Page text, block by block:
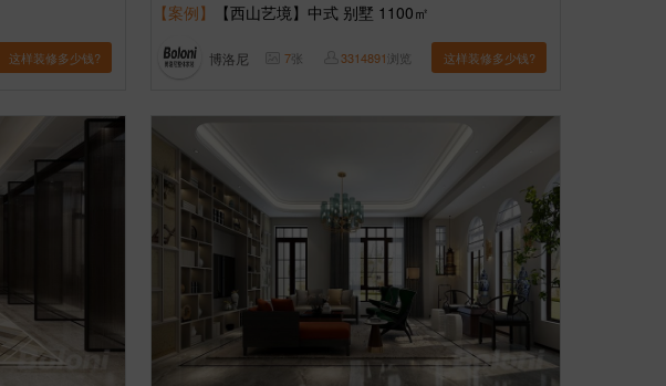
这样装修多少钱?
【案例】 【西山艺境】中式 别墅 1100㎡
博洛尼 7张 3314891浏览 这样装修多少钱?